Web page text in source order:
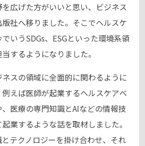
広げた方がいいと思い、ビジネス
社へ移りました。そこでヘルスケ
いうSDGs、ESGといった環境系領
するようになりました。
スの領域に全面的に関わるように
えば医師が起業するヘルスケアベ
医療の専門知識とAIなどの情報技
業するような話を取材しました。
テクノロジーを掛け合わせ、それ